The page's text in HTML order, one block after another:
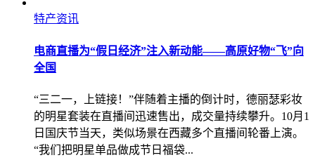
特产资讯
电商直播为“假日经济”注入新动能——高原好物“飞”向
全国
“三二一，上链接！”伴随着主播的倒计时，德丽瑟彩妆
的明星套装在直播间迅速售出，成交量持续攀升。10月1
日国庆节当天，类似场景在西藏多个直播间轮番上演。
“我们把明星单品做成节日福袋...